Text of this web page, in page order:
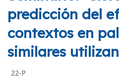
predicción del
contextos en
similares
22-P